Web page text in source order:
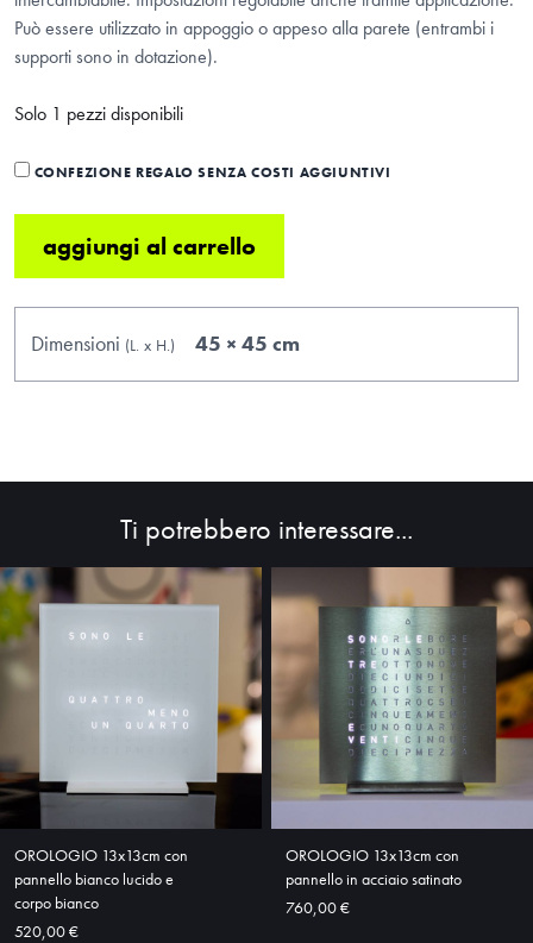
HOME
SHOP
Può essere utilizzato in appoggio o appeso alla parete (entrambi i
supporti sono in dotazione).
Solo 1 pezzi disponibili
CONFEZIONE REGALO SENZA COSTI AGGIUNTIVI
aggiungi al carrello
Dimensioni (L. x H.) 45 × 45 cm
Ti potrebbero interessare...
OROLOGIO 13x13cm con
pannello bianco lucido e
corpo bianco
520,00 €
OROLOGIO 13x13cm con
pannello in acciaio satinato
760,00 €